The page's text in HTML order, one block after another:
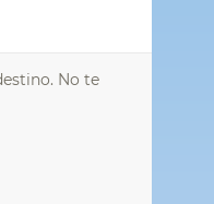
No te